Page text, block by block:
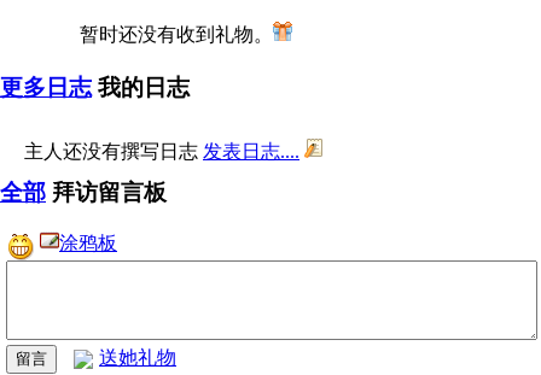
暂时还没有收到礼物。
更多日志 我的日志
主人还没有撰写日志 发表日志....
全部 拜访留言板
涂鸦板
送她礼物